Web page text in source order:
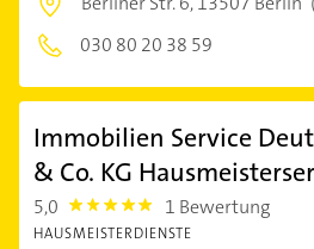
030 80 20 38 59
Immobilien Service
& Co. KG
5,0 5.0 1 Bewertung
HAUSMEISTERDIENSTE